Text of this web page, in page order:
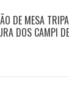
DE MESA
DOS CAMPI